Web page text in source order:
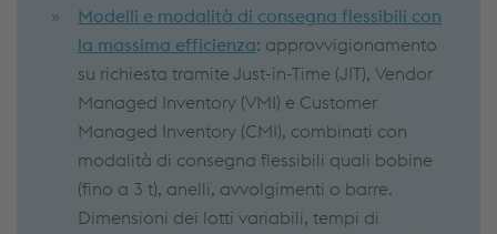
Modelli e modalità di consegna flessibili con
la massima efficienza: approvvigionamento
su richiesta tramite Just-in-Time (JIT), Vendor
Managed Inventory (VMI) e Customer
Managed Inventory (CMI), combinati con
modalità di consegna flessibili quali bobine
(fino a 3 t), anelli, avvolgimenti o barre.
Dimensioni dei lotti variabili, tempi di